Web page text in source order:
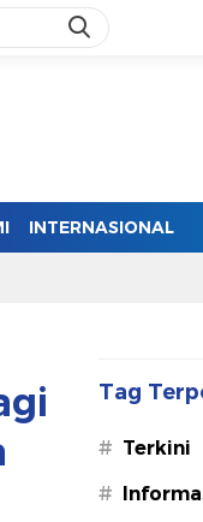
INTERNASIONAL
Tag
# Terkini
#